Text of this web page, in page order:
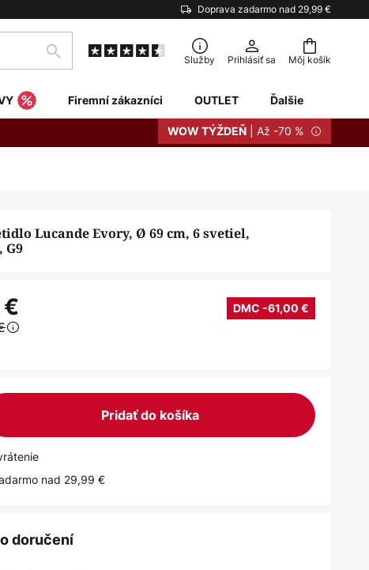
Doprava zadarmo nad 29,99 €
Môj košík
Hľadať Služby Prihlásiť sa
Firemní zákazníci OUTLET Ďalšie
WOW TÝŽDEŇ | Až -70 %
Lucande Evory, Ø 69 cm, 6 svetiel,
G9
DMC -61,00 €
Pridať do košíka
nad 29,99 €
doručení